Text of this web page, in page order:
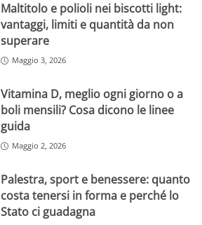
Maltitolo e polioli nei biscotti light:
vantaggi, limiti e quantità da non
superare
Maggio 3, 2026
Vitamina D, meglio ogni giorno o a
boli mensili? Cosa dicono le linee
guida
Maggio 2, 2026
Palestra, sport e benessere: quanto
costa tenersi in forma e perché lo
Stato ci guadagna